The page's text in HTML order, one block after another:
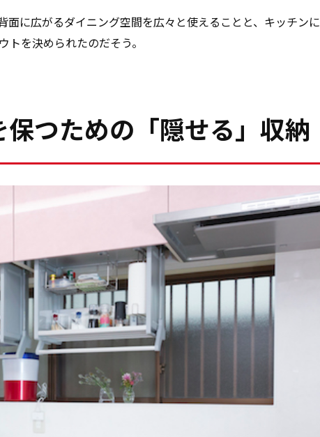
に広がるダイニング空間を広々と使えることと、キッチンに
を決められたのだそう。
つための「隠せる」収納